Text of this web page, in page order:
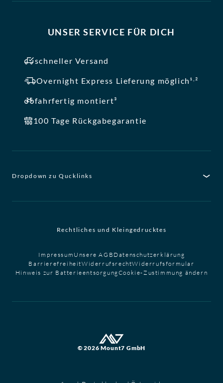
UNSER SERVICE FÜR DICH
schneller Versand
Overnight Express Lieferung möglich¹,²
fahrfertig montiert³
100 Tage Rückgabegarantie
Dropdown zu Qucklinks
Rechtliches und Kleingedrucktes
Impressum Unsere AGB Datenschutzerklärung
BarrierefreiheitWiderrufsrechtWiderrufsformular
Hinweis zur BatterieentsorgungCookie-Zustimmung ändern
© 2026 Mount7 GmbH